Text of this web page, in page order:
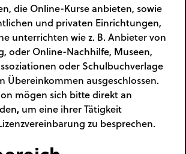
die Online-Kurse anbieten, sowie
und privaten Einrichtungen,
unterrichten wie z. B. Anbieter von
oder Online-Nachhilfe, Museen,
oder Schulbuchverlage
Übereinkommen ausgeschlossen.
mögen sich bitte direkt an
, um eine ihrer Tätigkeit
zu besprechen.